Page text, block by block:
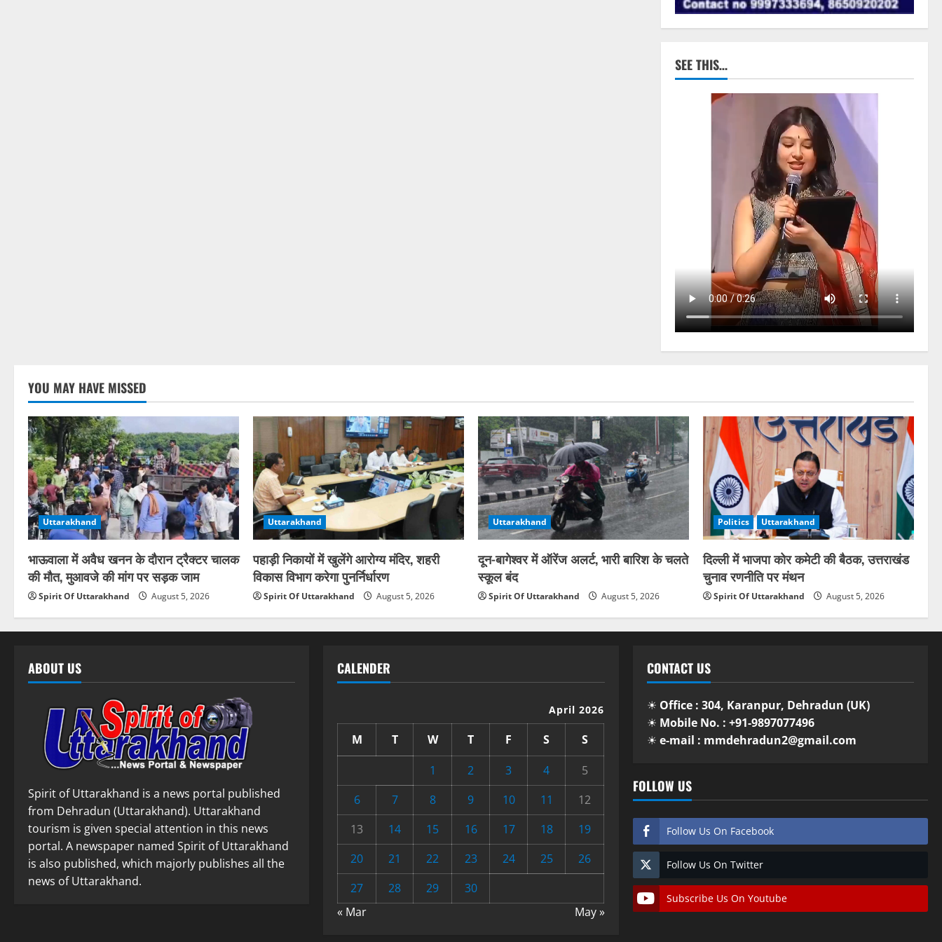
SEE THIS…
YOU MAY HAVE MISSED
Uttarakhand
भाऊवाला में अवैध खनन के दौरान ट्रैक्टर चालक
की मौत, मुआवजे की मांग पर सड़क जाम
Spirit Of Uttarakhand August 5, 2026
Uttarakhand
पहाड़ी निकायों में खुलेंगे आरोग्य मंदिर, शहरी
विकास विभाग करेगा पुनर्निर्धारण
Spirit Of Uttarakhand August 5, 2026
Uttarakhand
दून-बागेश्वर में ऑरेंज अलर्ट, भारी बारिश के चलते
स्कूल बंद
Spirit Of Uttarakhand August 5, 2026
Politics Uttarakhand
दिल्ली में भाजपा कोर कमेटी की बैठक, उत्तराखंड
चुनाव रणनीति पर मंथन
Spirit Of Uttarakhand August 5, 2026
ABOUT US
Spirit of Uttarakhand is a news portal published
from Dehradun (Uttarakhand). Uttarakhand
tourism is given special attention in this news
portal. A newspaper named Spirit of Uttarakhand
is also published, which majorly publishes all the
news of Uttarakhand.
CALENDER
April 2026
M T W T F S
S
1
2 3 4
5
6
7 8 9 10 11
12
13
14 15 16 17 18
19
20
21 22 23 24 25
26
27
28 29
30
« Mar
May »
CONTACT US
☀ Office : 304, Karanpur, Dehradun (UK)
☀ Mobile No. : +91-9897077496
☀ e-mail : mmdehradun2@gmail.com
FOLLOW US
Follow Us On Facebook
Follow Us On Twitter
Subscribe Us On Youtube